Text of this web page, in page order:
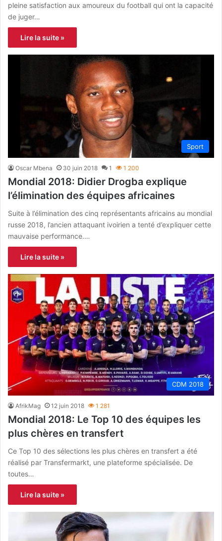
pleine satisfaction aux amoureux du football qui ont la capacité
de juger…
Lire la suite »
Sport
Oscar Mbena 30 juin 2018 1 1 200
Mondial 2018: Didier Drogba explique
l’élimination des équipes africaines
Suite à l’élimination des cinq représentants africains au mondial
russe 2018, l’ancien attaquant ivoirien a tenté d’expliquer cette
mauvaise performance.…
Lire la suite »
CDM 2018
AfrikMag 12 juin 2018 1 281
Mondial 2018: Le Top 10 des équipes les
plus chères en transfert
Ce Top 10 des sélections les plus chères en transfert a été
réalisé par Transfermarkt, une plateforme spécialisée. De
toutes…
Lire la suite »